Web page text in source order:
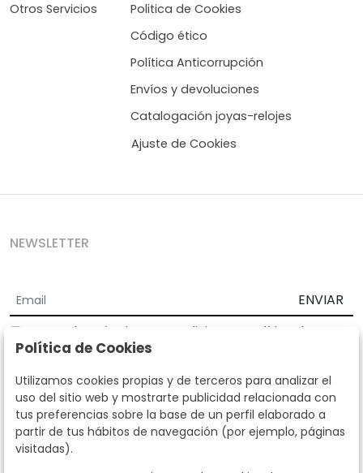
Otros Servicios
Politica de Cookies
Código ético
Política Anticorrupción
Envíos y devoluciones
Catalogación joyas-relojes
Ajuste de Cookies
NEWSLETTER
ENVIAR
Acepto los Términos y Condiciones
Política de
privacidad
Según la LOPD y disposiciones de desarrollo, informamos que sus
datos personales serán tratados por parte de Subastas Segre con la
finalidad de gestionar la relación comercial. Puede ejercitar los
derechos de acceso, rectificación, cancelación, oposición y demás
derechos en los términos establecidos en la normativa vigente
dirigiéndote a nosotros. Asimismo, nos puede solicitar el envío de
Política de Cookies
Utilizamos cookies propias y de terceros para analizar el
uso del sitio web y mostrarte publicidad relacionada con
tus preferencias sobre la base de un perfil elaborado a
partir de tus hábitos de navegación (por ejemplo, páginas
visitadas).